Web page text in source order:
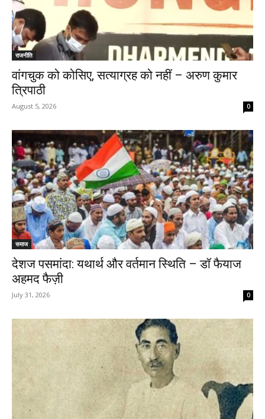
राजनीति
वांगचुक को कोसिए, सत्याग्रह को नहीं – अरुण कुमार
त्रिपाठी
August 5, 2026 0
समाज
देशज पसमांदा: यथार्थ और वर्तमान स्थिति – डॉ फैयाज
अहमद फैज़ी
July 31, 2026 0